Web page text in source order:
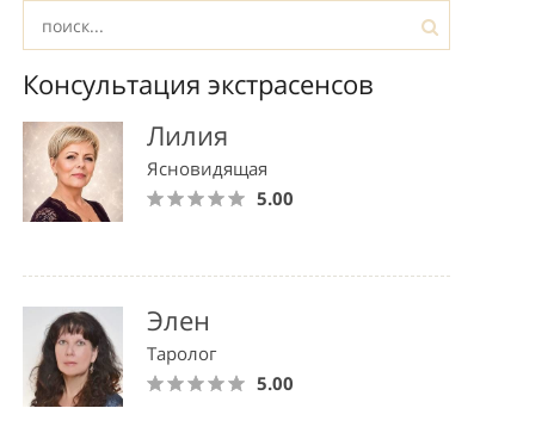
Консультация экстрасенсов
Лилия
Ясновидящая
5.00
Элен
Таролог
5.00